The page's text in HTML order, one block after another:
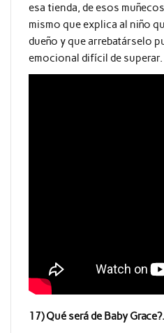
esa tienda, de esos
mismo que explica al niño
dueño y que arrebatárselo
emocional difícil de superar.
17) Qué será de Baby